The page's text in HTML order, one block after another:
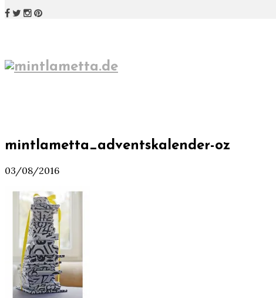
mintlametta_adventskalender-oz
03/08/2016